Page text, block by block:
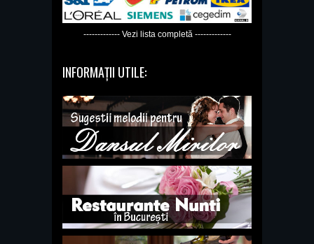
------------- Vezi lista completă -------------
INFORMAȚII UTILE: